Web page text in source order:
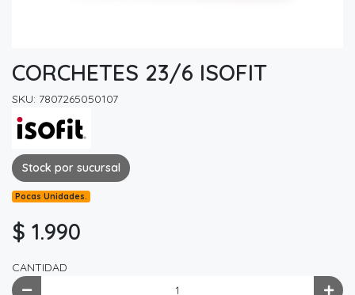
CORCHETES 23/6 ISOFIT
SKU: 7807265050107
Stock por sucursal
Pocas Unidades.
$ 1.990
CANTIDAD